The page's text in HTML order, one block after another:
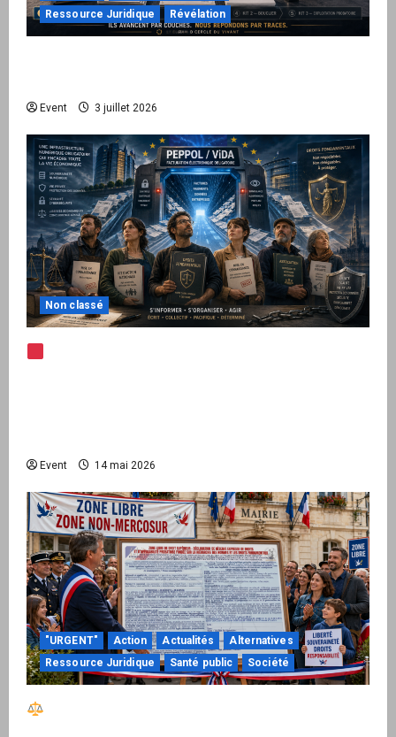
Ressource Juridique
Révélation
Event 3 juillet 2026
Non classé
Event 14 mai 2026
"URGENT" Action Actualités
Alternatives
Ressource Juridique
Santé public Société